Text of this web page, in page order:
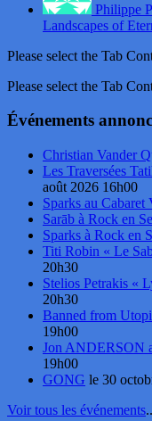
Philippe
Landscapes of
Please select the Tab
Please select the Tab
Événements
Christian Vander
Les Traversées
août 2026 16h00
Sparks au Cabaret
Sarāb à Rock en
Sparks à Rock en
Titi Robin « Le
20h30
Stelios Petrakis «
20h30
Banned from
19h00
Jon ANDERSON
19h00
GONG le 30
Voir tous les événements